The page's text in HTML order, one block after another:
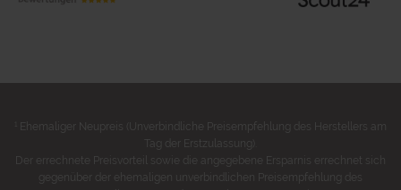
Ehemaliger Neupreis (Unverbindliche Preisempfehlung des Herstellers am
Tag der Erstzulassung).
Der errechnete Preisvorteil sowie die angegebene Ersparnis errechnet sich
gegenüber der ehemaligen unverbindlichen Preisempfehlung des